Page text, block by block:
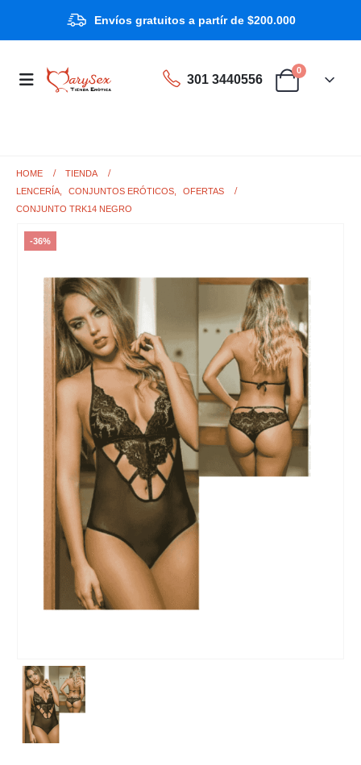
Envíos gratuitos a partír de $200.000
301 3440556
0
HOME
TIENDA
LENCERÍA
CONJUNTOS ERÓTICOS
OFERTAS
CONJUNTO TRK14 NEGRO
-36%